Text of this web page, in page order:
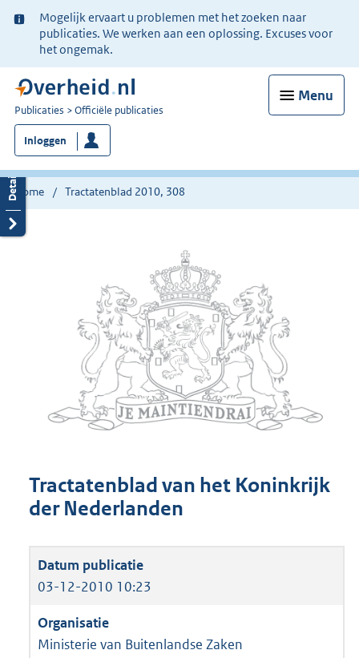
Ter
informatie:
Mogelijk ervaart u problemen met het zoeken naar
publicaties. We werken aan een oplossing. Excuses voor
het ongemak.
Menu
U
bent
nu
hier:
Publicaties Officiële publicaties
Inloggen
Home Tractatenblad 2010, 308
Tractatenblad van het Koninkrijk
der Nederlanden
03-12-2010 10:23
Ministerie van Buitenlandse Zaken